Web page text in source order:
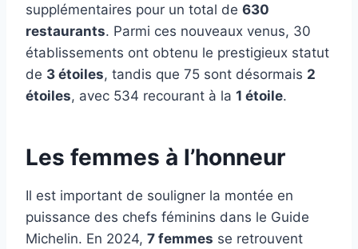
supplémentaires pour un total de 630
restaurants. Parmi ces nouveaux venus, 30
établissements ont obtenu le prestigieux statut
de 3 étoiles, tandis que 75 sont désormais 2
étoiles, avec 534 recourant à la 1 étoile.
Les femmes à l’honneur
Il est important de souligner la montée en
puissance des chefs féminins dans le Guide
Michelin. En 2024, 7 femmes se retrouvent